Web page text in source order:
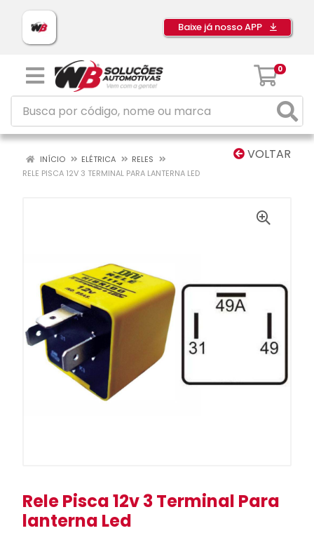
Baixe já nosso APP
0
VOLTAR
INÍCIO ELÉTRICA
RELES
RELE PISCA 12V 3 TERMINAL PARA LANTERNA LED
Rele Pisca 12v 3 Terminal Para
lanterna Led